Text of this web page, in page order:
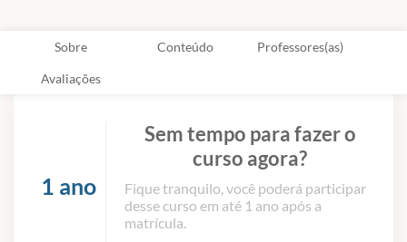
Sobre Conteúdo Professores(as)
Avaliações
1 ano
Sem tempo para fazer o
curso agora?
Fique tranquilo, você poderá participar
desse curso em até 1 ano após a
matrícula.